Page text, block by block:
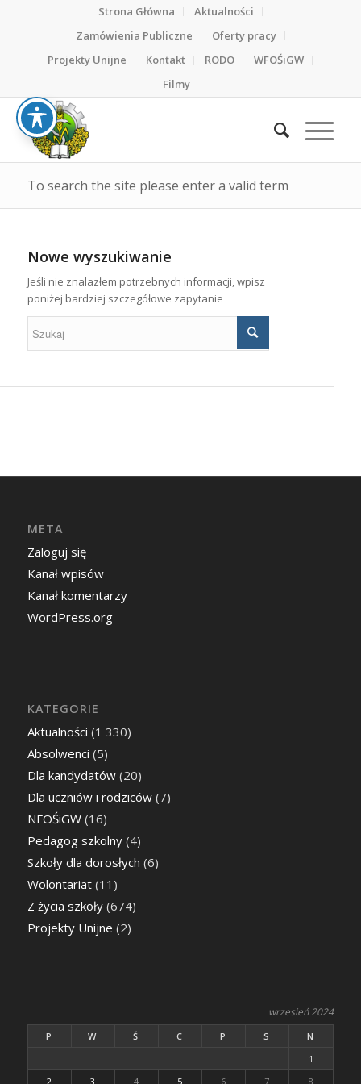
Strona Główna
Aktualności
Zamówienia Publiczne
Oferty pracy
Projekty Unijne
Kontakt RODO
WFOŚiGW
Filmy
To search the site please enter a valid term
Nowe wyszukiwanie
Jeśli nie znalazłem potrzebnych informacji, wpisz
poniżej bardziej szczegółowe zapytanie
META
Zaloguj się
Kanał wpisów
Kanał komentarzy
WordPress.org
KATEGORIE
Aktualności (1 330)
Absolwenci (5)
Dla kandydatów(20)
Dla uczniów i rodziców(7)
NFOŚiGW(16)
Pedagog szkolny(4)
Szkoły dla dorosłych (6)
Wolontariat(11)
Z życia szkoły(674)
Projekty Unijne (2)
wrzesień 2024
P W Ś C P S
N
1
2
3 4 5 6 7 8